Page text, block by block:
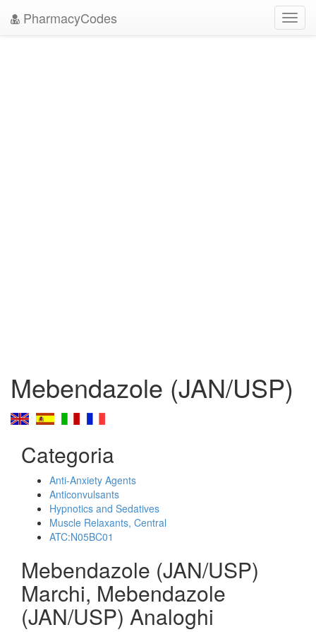
PharmacyCodes
Mebendazole (JAN/USP)
Categoria
Anti-Anxiety Agents
Anticonvulsants
Hypnotics and Sedatives
Muscle Relaxants, Central
ATC:N05BC01
Mebendazole (JAN/USP)
Marchi, Mebendazole
(JAN/USP) Analoghi